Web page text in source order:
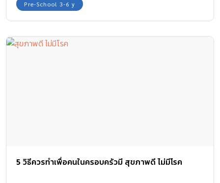
นิสัยเด็กขี้อิจฉา มาให้ทราบค่ะ
Pre-School 3-6 y
5 วิธีควรทำเพื่อคนในครอบครัวมี สุขภาพดี ไม่มีโรค